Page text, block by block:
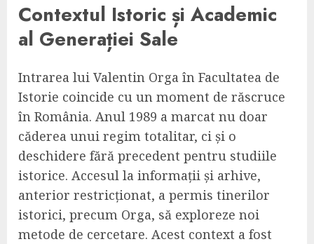
Contextul Istoric și Academic
al Generației Sale
Intrarea lui Valentin Orga în Facultatea de
Istorie coincide cu un moment de răscruce
în România. Anul 1989 a marcat nu doar
căderea unui regim totalitar, ci și o
deschidere fără precedent pentru studiile
istorice. Accesul la informații și arhive,
anterior restricționat, a permis tinerilor
istorici, precum Orga, să exploreze noi
metode de cercetare. Acest context a fost